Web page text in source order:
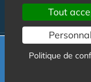
Actualité
Besoin
Tout
Politique de